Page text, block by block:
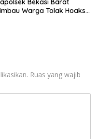
Bekasi Barat
Warga Tolak Hoaks
Ruas yang wajib